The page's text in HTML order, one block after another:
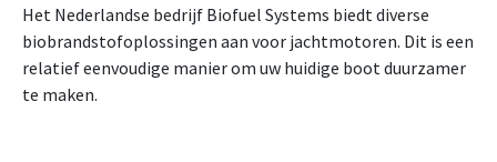
Het Nederlandse bedrijf Biofuel Systems biedt diverse
biobrandstofoplossingen aan voor jachtmotoren. Dit is een
relatief eenvoudige manier om uw huidige boot duurzamer
te maken.